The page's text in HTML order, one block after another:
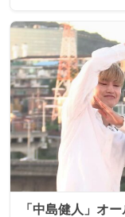
「中島健人」オ